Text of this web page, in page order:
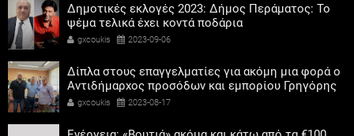
Δημοτικές εκλογές 2023: Δήμος Περάματος: Το
ψέμα τελικά έχει κοντά ποδάρια
gxcoukis 2023-09-06
Δίπλα στους επαγγελματίες για ακόμη μια φορά ο
Αντιδήμαρχος προσόδων και εμπορίου Γρηγόρης
Καψοκόλης
gxcoukis 2023-08-17